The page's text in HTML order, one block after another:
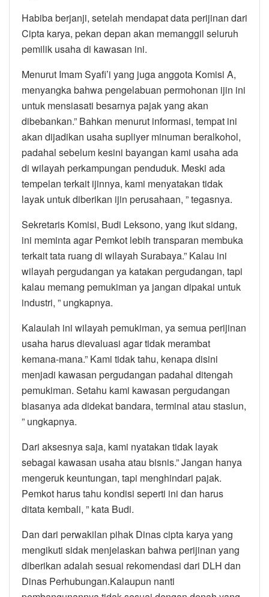
Habiba berjanji, setelah mendapat data perijinan dari
Cipta karya, pekan depan akan memanggil seluruh
pemilik usaha di kawasan ini.
Menurut Imam Syafi’i yang juga anggota Komisi A,
menyangka bahwa pengelabuan permohonan ijin ini
untuk mensiasati besarnya pajak yang akan
dibebankan.” Bahkan menurut informasi, tempat ini
akan dijadikan usaha supliyer minuman beralkohol,
padahal sebelum kesini bayangan kami usaha ada
di wilayah perkampungan penduduk. Meski ada
tempelan terkait ijinnya, kami menyatakan tidak
layak untuk diberikan ijin perusahaan, ” tegasnya.
Sekretaris Komisi, Budi Leksono, yang ikut sidang,
ini meminta agar Pemkot lebih transparan membuka
terkait tata ruang di wilayah Surabaya.” Kalau ini
wilayah pergudangan ya katakan pergudangan, tapi
kalau memang pemukiman ya jangan dipakai untuk
industri, ” ungkapnya.
Kalaulah ini wilayah pemukiman, ya semua perijinan
usaha harus dievaluasi agar tidak merambat
kemana-mana.” Kami tidak tahu, kenapa disini
menjadi kawasan pergudangan padahal ditengah
pemukiman. Setahu kami kawasan pergudangan
biasanya ada didekat bandara, terminal atau stasiun,
” ungkapnya.
Dari aksesnya saja, kami nyatakan tidak layak
sebagai kawasan usaha atau bisnis.” Jangan hanya
mengeruk keuntungan, tapi menghindari pajak.
Pemkot harus tahu kondisi seperti ini dan harus
ditata kembali, ” kata Budi.
Dan dari perwakilan pihak Dinas cipta karya yang
mengikuti sidak menjelaskan bahwa perijinan yang
diberikan adalah sesuai rekomendasi dari DLH dan
Dinas Perhubungan.Kalaupun nanti